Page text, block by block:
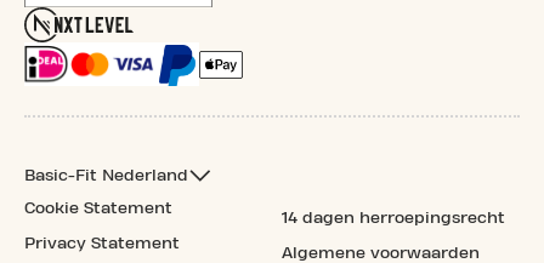
Basic-Fit Nederland
Cookie Statement
Privacy Statement
14 dagen herroepingsrecht
Algemene voorwaarden